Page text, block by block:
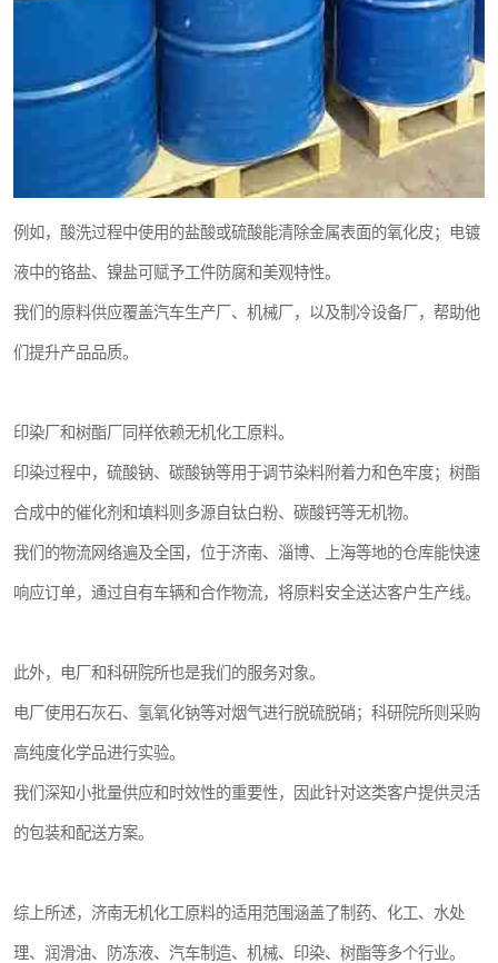
例如，酸洗过程中使用的盐酸或硫酸能清除金属表面的氧化皮；电镀
液中的铬盐、镍盐可赋予工件防腐和美观特性。
我们的原料供应覆盖汽车生产厂、机械厂，以及制冷设备厂，帮助他
们提升产品品质。
印染厂和树酯厂同样依赖无机化工原料。
印染过程中，硫酸钠、碳酸钠等用于调节染料附着力和色牢度；树酯
合成中的催化剂和填料则多源自钛白粉、碳酸钙等无机物。
我们的物流网络遍及全国，位于济南、淄博、上海等地的仓库能快速
响应订单，通过自有车辆和合作物流，将原料安全送达客户生产线。
此外，电厂和科研院所也是我们的服务对象。
电厂使用石灰石、氢氧化钠等对烟气进行脱硫脱硝；科研院所则采购
高纯度化学品进行实验。
我们深知小批量供应和时效性的重要性，因此针对这类客户提供灵活
的包装和配送方案。
综上所述，济南无机化工原料的适用范围涵盖了制药、化工、水处
理、润滑油、防冻液、汽车制造、机械、印染、树酯等多个行业。